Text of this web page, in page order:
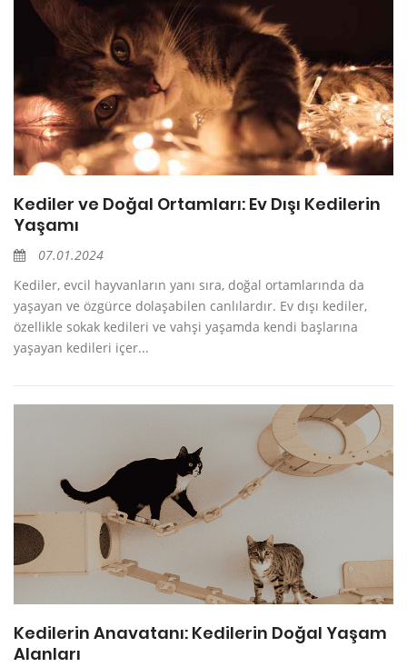
Kediler ve Doğal Ortamları: Ev Dışı Kedilerin
Yaşamı
07.01.2024
Kediler, evcil hayvanların yanı sıra, doğal ortamlarında da
yaşayan ve özgürce dolaşabilen canlılardır. Ev dışı kediler,
özellikle sokak kedileri ve vahşi yaşamda kendi başlarına
yaşayan kedileri içer...
Kedilerin Anavatanı: Kedilerin Doğal Yaşam
Alanları